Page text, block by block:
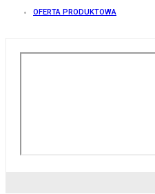
OFERTA PRODUKTOWA